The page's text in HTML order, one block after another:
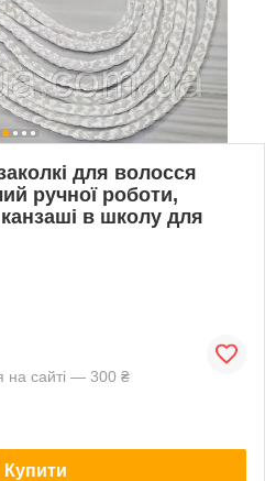
для волосся
ручної роботи,
канзаші в школу для
на сайті — 300 ₴
Купити